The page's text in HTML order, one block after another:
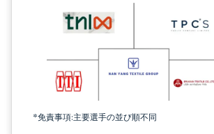
*免責事項:主要選手の並び順不同